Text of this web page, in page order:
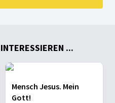
...
Mensch Jesus. Mein
Gott!